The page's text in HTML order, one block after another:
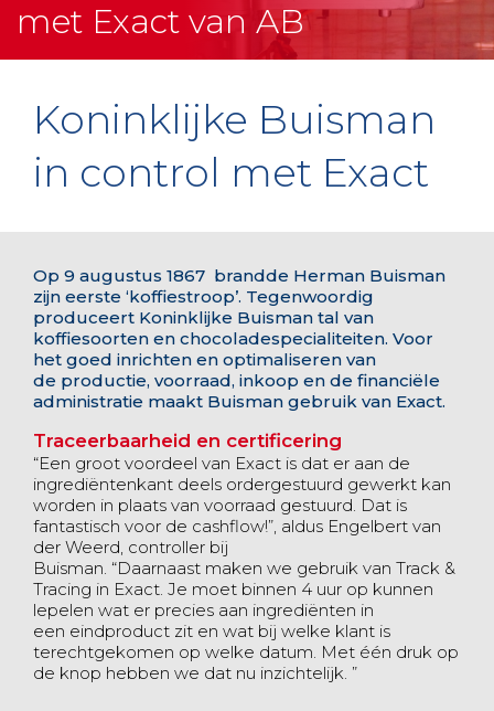
met Exact van AB
Koninklijke Buisman
in control met Exact
Op 9 augustus 1867 brandde Herman Buisman
zijn eerste ‘koffiestroop’. Tegenwoordig
produceert Koninklijke Buisman tal van
koffiesoorten en chocoladespecialiteiten. Voor
het goed inrichten en optimaliseren van
de productie, voorraad, inkoop en de financiële
administratie maakt Buisman gebruik van Exact.
Traceerbaarheid en certificering
“Een groot voordeel van Exact is dat er aan de
ingrediëntenkant deels ordergestuurd gewerkt kan
worden in plaats van voorraad gestuurd. Dat is
fantastisch voor de cashflow!”, aldus Engelbert van
der Weerd, controller bij
Buisman. “Daarnaast maken we gebruik van Track &
Tracing in Exact. Je moet binnen 4 uur op kunnen
lepelen wat er precies aan ingrediënten in
een eindproduct zit en wat bij welke klant is
terechtgekomen op welke datum. Met één druk op
de knop hebben we dat nu inzichtelijk. ”